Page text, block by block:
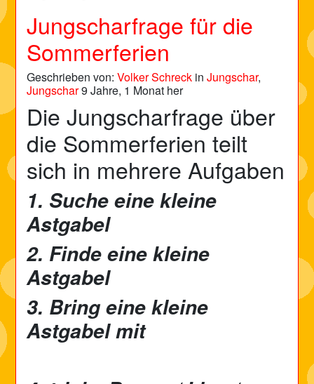
Jungscharfrage für die
Sommerferien
Geschrieben von:Volker Schreck inJungschar,
Jungschar9 Jahre, 1 Monat her
Die Jungscharfrage über
die Sommerferien teilt
sich in mehrere Aufgaben
1. Suche eine kleine
Astgabel
2. Finde eine kleine
Astgabel
3. Bring eine kleine
Astgabel mit